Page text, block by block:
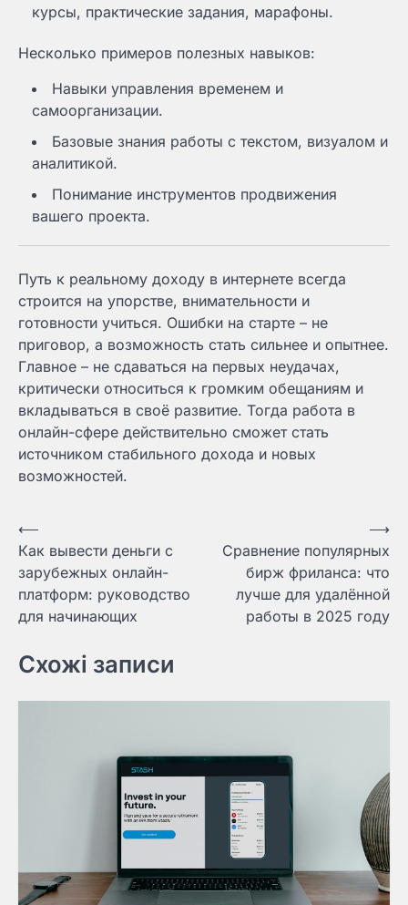
курсы, практические задания, марафоны.
Несколько примеров полезных навыков:
Навыки управления временем и
самоорганизации.
Базовые знания работы с текстом, визуалом и
аналитикой.
Понимание инструментов продвижения
вашего проекта.
Путь к реальному доходу в интернете всегда
строится на упорстве, внимательности и
готовности учиться. Ошибки на старте – не
приговор, а возможность стать сильнее и опытнее.
Главное – не сдаваться на первых неудачах,
критически относиться к громким обещаниям и
вкладываться в своё развитие. Тогда работа в
онлайн-сфере действительно сможет стать
источником стабильного дохода и новых
возможностей.
Навигация
по
записям
⟵
Как вывести деньги с
зарубежных онлайн-
платформ: руководство
для начинающих
Сравнение популярных
бирж фриланса: что
лучше для удалённой
работы в 2025 году
⟶
Схожі записи